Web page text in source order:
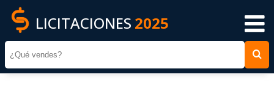
LICITACIONES 2025